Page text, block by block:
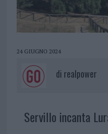
24 GIUGNO 2024
di realpower
Servillo incanta